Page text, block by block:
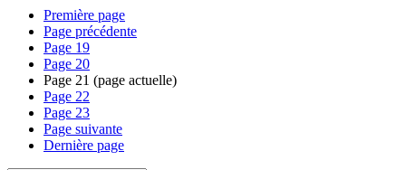
Première page
Page précédente
Page 19
Page 20
Page 21 (page actuelle)
Page 22
Page 23
Page suivante
Dernière page